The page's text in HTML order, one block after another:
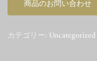
商品のお問い合わせ
カテゴリー: Uncategorized